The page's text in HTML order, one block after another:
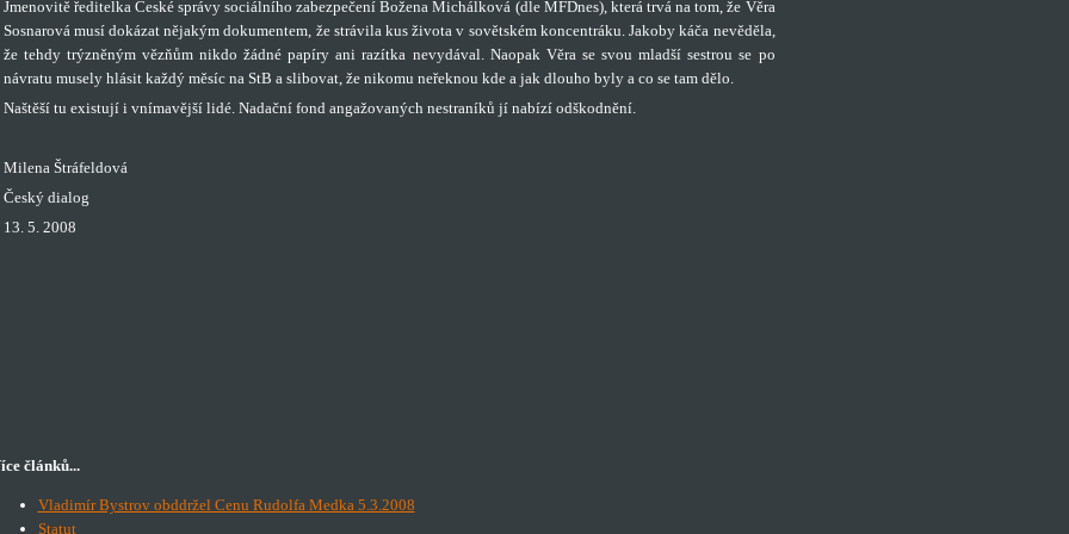
Jmenovitě ředitelka České správy sociálního zabezpečení Božena Michálková (dle MFDnes), která trvá na tom, že Věra
Sosnarová musí dokázat nějakým dokumentem, že strávila kus života v sovětském koncentráku. Jakoby káča nevěděla,
že tehdy trýzněným vězňům nikdo žádné papíry ani razítka nevydával. Naopak Věra se svou mladší sestrou se po
návratu musely hlásit každý měsíc na StB a slibovat, že nikomu neřeknou kde a jak dlouho byly a co se tam dělo.
Naštěší tu existují i vnímavější lidé. Nadační fond angažovaných nestraníků jí nabízí odškodnění.
Milena Štráfeldová
Český dialog
13. 5. 2008
článků...
Vladimír Bystrov obddržel Cenu Rudolfa Medka 5.3.2008
Statut